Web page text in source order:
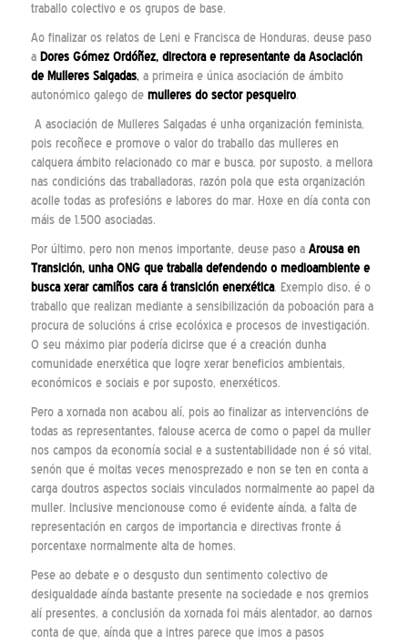
traballo colectivo e os grupos de base.
Ao finalizar os relatos de Leni e Francisca de Honduras, deuse paso
a Dores Gómez Ordóñez, directora e representante da Asociación
de Mulleres Salgadas, a primeira e única asociación de ámbito
autonómico galego de mulleres do sector pesqueiro.
A asociación de Mulleres Salgadas é unha organización feminista,
pois recoñece e promove o valor do traballo das mulleres en
calquera ámbito relacionado co mar e busca, por suposto, a mellora
nas condicións das traballadoras, razón pola que esta organización
acolle todas as profesións e labores do mar. Hoxe en día conta con
máis de 1.500 asociadas.
Por último, pero non menos importante, deuse paso a Arousa en
Transición, unha ONG que traballa defendendo o medioambiente e
busca xerar camiños cara á transición enerxética. Exemplo diso, é o
traballo que realizan mediante a sensibilización da poboación para a
procura de solucións á crise ecolóxica e procesos de investigación.
O seu máximo piar podería dicirse que é a creación dunha
comunidade enerxética que logre xerar beneficios ambientais,
económicos e sociais e por suposto, enerxéticos.
Pero a xornada non acabou alí, pois ao finalizar as intervencións de
todas as representantes, falouse acerca de como o papel da muller
nos campos da economía social e a sustentabilidade non é só vital,
senón que é moitas veces menosprezado e non se ten en conta a
carga doutros aspectos sociais vinculados normalmente ao papel da
muller. Inclusive mencionouse como é evidente aínda, a falta de
representación en cargos de importancia e directivas fronte á
porcentaxe normalmente alta de homes.
Pese ao debate e o desgusto dun sentimento colectivo de
desigualdade aínda bastante presente na sociedade e nos gremios
alí presentes, a conclusión da xornada foi máis alentador, ao darnos
conta de que, aínda que a intres parece que imos a pasos